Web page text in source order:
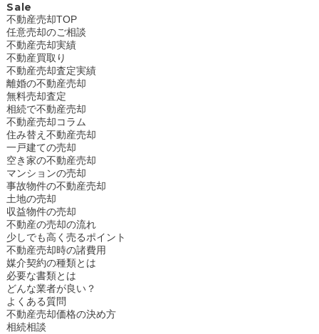
Sale
不動産売却TOP
任意売却のご相談
不動産売却実績
不動産買取り
不動産売却査定実績
離婚の不動産売却
無料売却査定
相続で不動産売却
不動産売却コラム
住み替え不動産売却
一戸建ての売却
空き家の不動産売却
マンションの売却
事故物件の不動産売却
土地の売却
収益物件の売却
不動産の売却の流れ
少しでも高く売るポイント
不動産売却時の諸費用
媒介契約の種類とは
必要な書類とは
どんな業者が良い？
よくある質問
不動産売却価格の決め方
相続相談